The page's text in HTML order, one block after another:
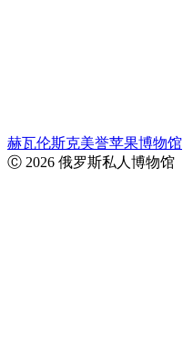
赫瓦伦斯克美誉苹果博物馆
Ⓒ 2026 俄罗斯私人博物馆